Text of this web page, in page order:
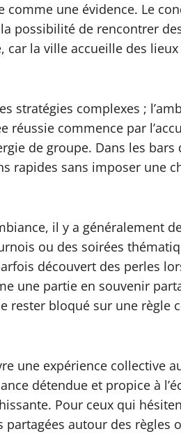
une évidence. Le
possibilité de rencontrer
car la ville accueille des
stratégies complexes ;
réussie commence par
de groupe. Dans les bars
rapides sans imposer une
il y a généralement
ou des soirées
découvert des perles
une partie en souvenir
rester bloqué sur une règle
une expérience collective
détendue et propice à
Pour ceux qui
autour des règles